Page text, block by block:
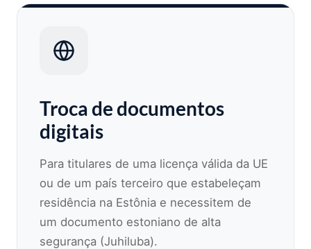
Troca de documentos
digitais
Para titulares de uma licença válida da UE
ou de um país terceiro que estabeleçam
residência na Estônia e necessitem de
um documento estoniano de alta
segurança (Juhiluba).